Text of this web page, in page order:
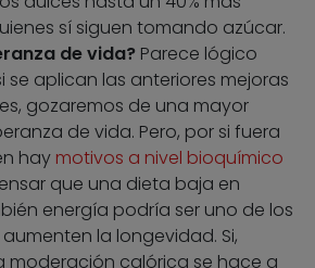
sí siguen tomando azúcar.
de vida? Parece lógico
se aplican las anteriores mejoras
gozaremos de una mayor
de vida. Pero, por si fuera
hay motivos a nivel bioquímico
que una dieta baja en
energía podría ser uno de los
la longevidad. Si,
moderación calórica se hace a